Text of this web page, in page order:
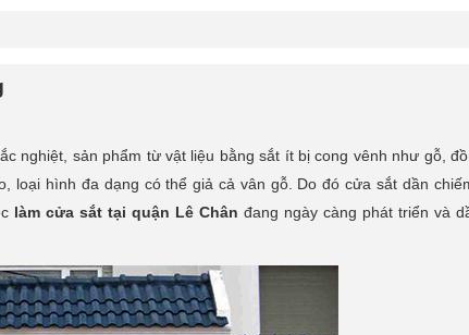
nghiệt, sản phẩm từ vật liệu bằng sắt ít bị cong vênh như gỗ,
loại hình đa dạng có thể giả cả vân gỗ. Do đó cửa sắt dần
làm cửa sắt tại quận Lê Chân đang ngày càng phát triển và